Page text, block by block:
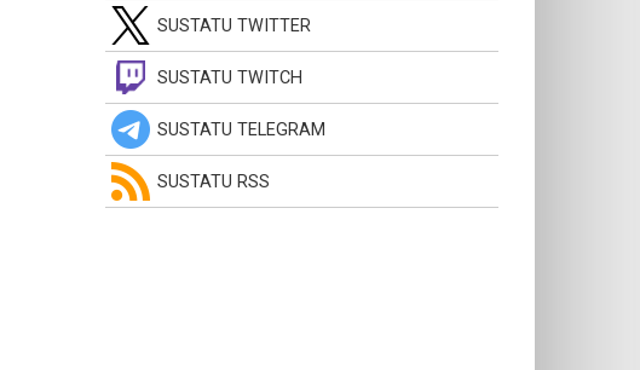
SUSTATU TWITTER
SUSTATU TWITCH
SUSTATU TELEGRAM
SUSTATU RSS